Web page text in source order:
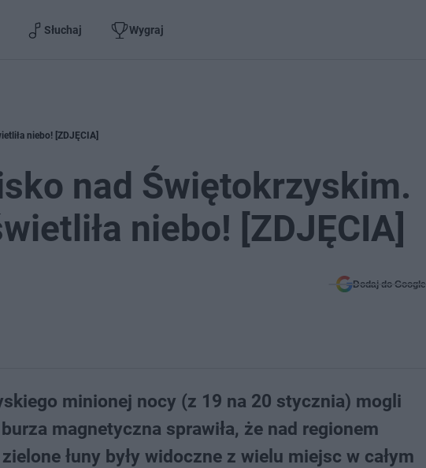
Słuchaj Wygraj
niebo! [ZDJĘCIA]
nad Świętokrzyskim.
niebo! [ZDJĘCIA]
Dodaj do Google
minionej nocy (z 19 na 20 stycznia) mogli
magnetyczna sprawiła, że nad regionem
łuny były widoczne z wielu miejsc w całym